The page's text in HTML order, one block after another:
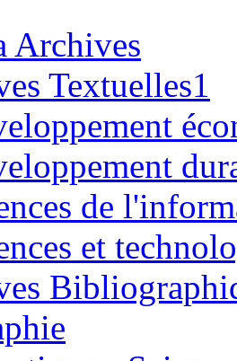
Archives
Textuelles1
de
et